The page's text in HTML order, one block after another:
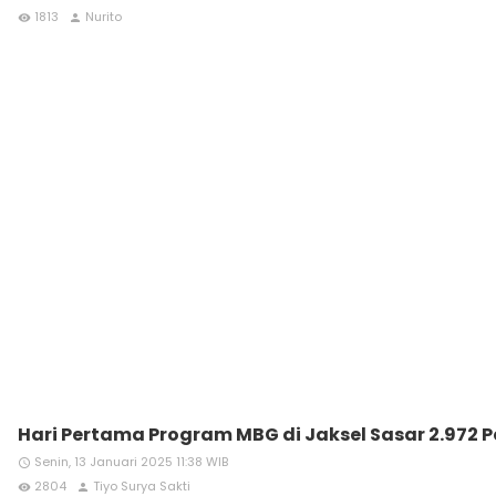
remove_red_eye 1813 person Nurito
Hari Pertama Program MBG di Jaksel Sasar 2.972
access_time Senin, 13 Januari 2025 11:38 WIB
remove_red_eye 2804 person Tiyo Surya Sakti